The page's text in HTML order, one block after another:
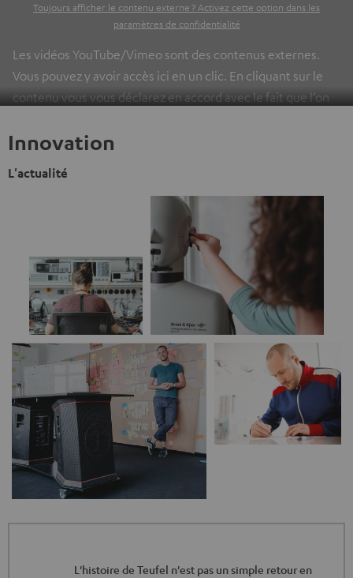
Toujours afficher le contenu externe ? Activez cette option dans les
paramètres de confidentialité
Les vidéos YouTube/Vimeo sont des contenus externes.
Vous pouvez y avoir accès ici en un clic. En cliquant sur le
contenu vous vous déclarez en accord avec le fait que l’on
individuelles peuvent être transmises à une plateforme
de confidentialité
Innovation
L'actualité
L'histoire de Teufel n'est pas un simple retour en